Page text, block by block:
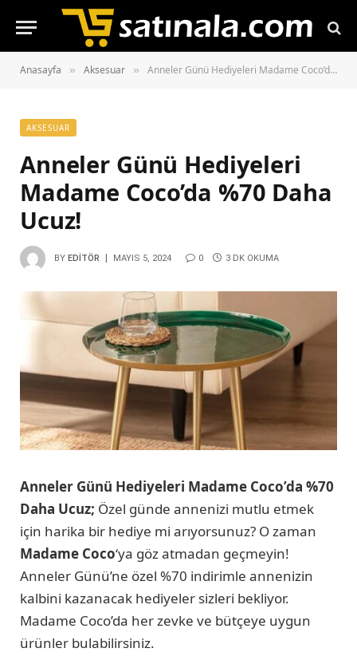
Anasayfa » Aksesuar » Anneler Günü Hediyeleri Madame Coco’da %70 Daha Ucuz!
AKSESUAR
Anneler Günü Hediyeleri
Madame Coco’da %70 Daha
Ucuz!
BY EDITÖR MAYIS 5, 2024 0 3 DK OKUMA
Anneler Günü Hediyeleri Madame Coco’da %70
Daha Ucuz; Özel günde annenizi mutlu etmek
için harika bir hediye mi arıyorsunuz? O zaman
Madame Coco‘ya göz atmadan geçmeyin!
Anneler Günü’ne özel %70 indirimle annenizin
kalbini kazanacak hediyeler sizleri bekliyor.
Madame Coco’da her zevke ve bütçeye uygun
ürünler bulabilirsiniz.